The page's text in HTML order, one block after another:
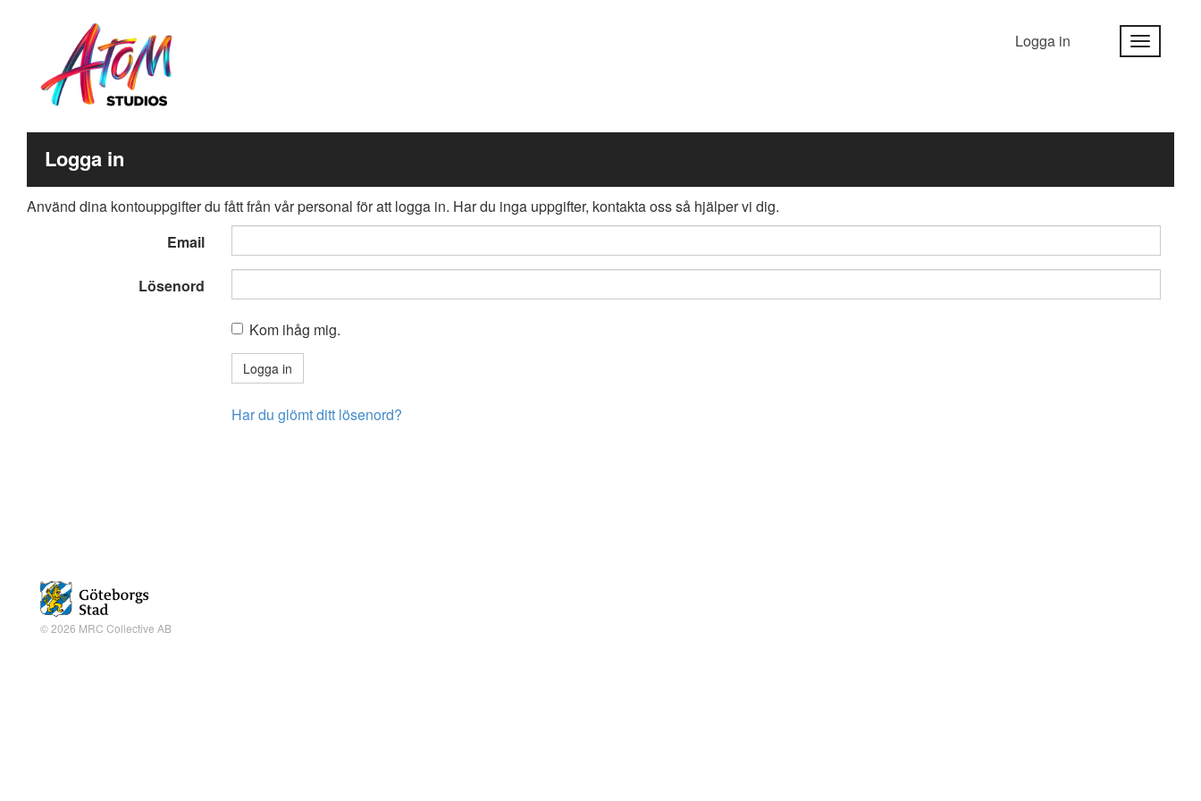
Toggle
Logga in
Logga in
Använd dina kontouppgifter du fått från vår personal för att logga in. Har du inga uppgifter, kontakta oss så hjälper vi dig.
Email
Lösenord
Kom ihåg mig.
Har du glömt ditt lösenord?
© 2026 MRC Collective AB